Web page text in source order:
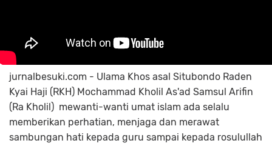
jurnalbesuki.com - Ulama Khos asal Situbondo Raden
Kyai Haji (RKH) Mochammad Kholil As'ad Samsul Arifin
(Ra Kholil) mewanti-wanti umat islam ada selalu
memberikan perhatian, menjaga dan merawat
sambungan hati kepada guru sampai kepada rosulullah